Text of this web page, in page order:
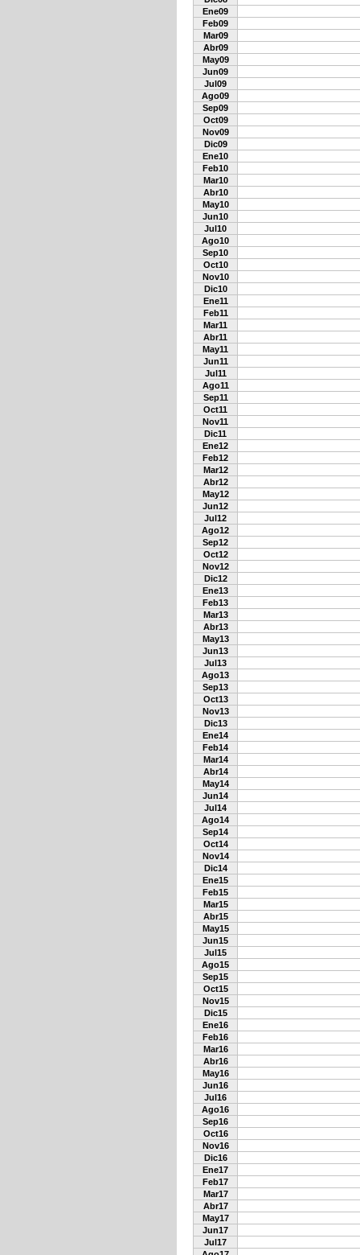
Ene09
Feb09
Mar09
Abr09
May09
Jun09
Jul09
Ago09
Sep09
Oct09
Nov09
Dic09
Ene10
Feb10
Mar10
Abr10
May10
Jun10
Jul10
Ago10
Sep10
Oct10
Nov10
Dic10
Ene11
Feb11
Mar11
Abr11
May11
Jun11
Jul11
Ago11
Sep11
Oct11
Nov11
Dic11
Ene12
Feb12
Mar12
Abr12
May12
Jun12
Jul12
Ago12
Sep12
Oct12
Nov12
Dic12
Ene13
Feb13
Mar13
Abr13
May13
Jun13
Jul13
Ago13
Sep13
Oct13
Nov13
Dic13
Ene14
Feb14
Mar14
Abr14
May14
Jun14
Jul14
Ago14
Sep14
Oct14
Nov14
Dic14
Ene15
Feb15
Mar15
Abr15
May15
Jun15
Jul15
Ago15
Sep15
Oct15
Nov15
Dic15
Ene16
Feb16
Mar16
Abr16
May16
Jun16
Jul16
Ago16
Sep16
Oct16
Nov16
Dic16
Ene17
Feb17
Mar17
Abr17
May17
Jun17
Jul17